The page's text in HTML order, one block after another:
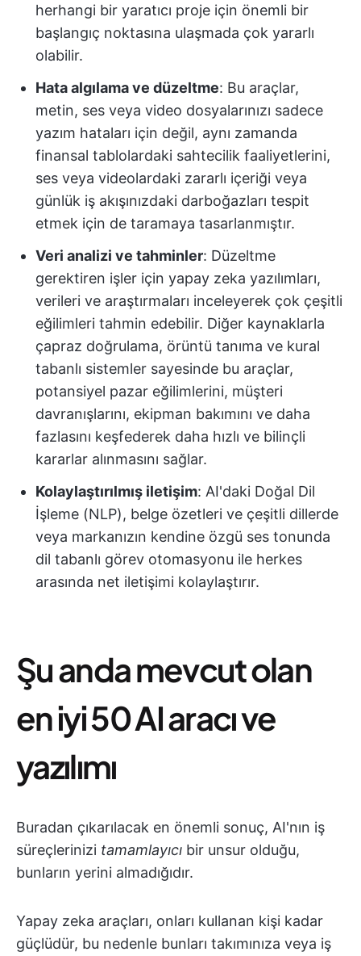
herhangi bir yaratıcı proje için önemli bir
başlangıç noktasına ulaşmada çok yararlı
olabilir.
Hata algılama ve düzeltme: Bu araçlar,
metin, ses veya video dosyalarınızı sadece
yazım hataları için değil, aynı zamanda
finansal tablolardaki sahtecilik faaliyetlerini,
ses veya videolardaki zararlı içeriği veya
günlük iş akışınızdaki darboğazları tespit
etmek için de taramaya tasarlanmıştır.
Veri analizi ve tahminler: Düzeltme
gerektiren işler için yapay zeka yazılımları,
verileri ve araştırmaları inceleyerek çok çeşitli
eğilimleri tahmin edebilir. Diğer kaynaklarla
çapraz doğrulama, örüntü tanıma ve kural
tabanlı sistemler sayesinde bu araçlar,
potansiyel pazar eğilimlerini, müşteri
davranışlarını, ekipman bakımını ve daha
fazlasını keşfederek daha hızlı ve bilinçli
kararlar alınmasını sağlar.
Kolaylaştırılmış iletişim: AI'daki Doğal Dil
İşleme (NLP), belge özetleri ve çeşitli dillerde
veya markanızın kendine özgü ses tonunda
dil tabanlı görev otomasyonu ile herkes
arasında net iletişimi kolaylaştırır.
Şu anda mevcut olan
en iyi 50 AI aracı ve
yazılımı
Buradan çıkarılacak en önemli sonuç, AI'nın iş
süreçlerinizi tamamlayıcı bir unsur olduğu,
bunların yerini almadığıdır.
Yapay zeka araçları, onları kullanan kişi kadar
güçlüdür, bu nedenle bunları takımınıza veya iş